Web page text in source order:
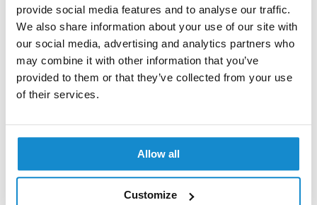
provide social media features and to analyse our traffic.
We also share information about your use of our site with
our social media, advertising and analytics partners who
may combine it with other information that you’ve
provided to them or that they’ve collected from your use
of their services.
Allow all
Customize
Kontakta oss
E-post